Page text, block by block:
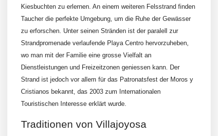
Kiesbuchten zu erlernen. An einem weiteren Felsstrand finden
Taucher die perfekte Umgebung, um die Ruhe der Gewässer
zu erforschen. Unter seinen Stränden ist der paralell zur
Strandpromenade verlaufende Playa Centro hervorzuheben,
wo man mit der Familie eine grosse Vielfalt an
Dienstleistungen und Freizeitzonen geniessen kann. Der
Strand ist jedoch vor allem für das Patronatsfest der Moros y
Cristianos bekannt, das 2003 zum Internationalen
Touristischen Interesse erklärt wurde.
Traditionen von Villajoyosa